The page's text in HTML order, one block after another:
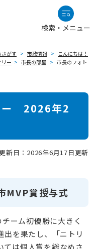
検索・メニュー
がす > 市政情報 >
こんにちは！
ー > 市長の部屋 > 市長のフォト
ー 2026年2
新日：2026年6月17日更新
賞授与式
ーム初優勝に大きく
出を果たし、「ニトリ
ては個人賞を総なめさ